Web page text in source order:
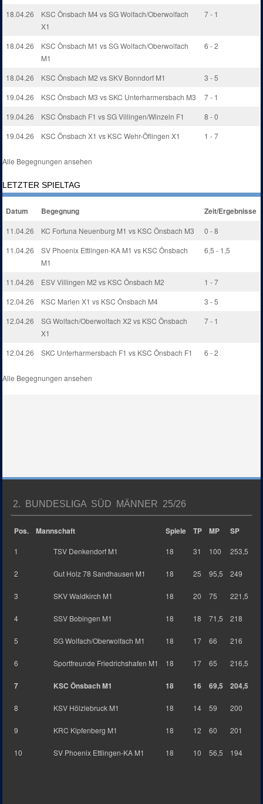
18.04.26
KSC Önsbach M4 vs SG Wolfach/Oberwolfach
X1
7 - 1
18.04.26
KSC Önsbach M1 vs SG Wolfach/Oberwolfach
M1
6 - 2
18.04.26 KSC Önsbach M2 vs SKV Bonndorf M1
3 - 5
19.04.26
KSC Önsbach M3 vs SKC Unterharmersbach M3
7 - 1
19.04.26
KSC Önsbach F1 vs SG Villingen/Winzeln F1
8 - 0
19.04.26
KSC Önsbach X1 vs KSC Wehr-Öflingen X1 1 - 7
Alle Begegnungen ansehen
LETZTER SPIELTAG
Datum Begegnung Zeit/Ergebnisse
11.04.26 KC Fortuna Neuenburg M1 vs KSC Önsbach M3
0 - 8
11.04.26
SV Phoenix Ettlingen-KA M1 vs KSC Önsbach
M1
6,5 - 1,5
11.04.26 ESV Villingen M2 vs KSC Önsbach M2
1 - 7
12.04.26
KSC Marlen X1 vs KSC Önsbach M4
3 - 5
12.04.26
SG Wolfach/Oberwolfach X2 vs KSC Önsbach
X1
7 - 1
12.04.26 SKC Unterharmersbach F1 vs KSC Önsbach F1 6 - 2
Alle Begegnungen ansehen
2. BUNDESLIGA SÜD MÄNNER 25/26
Pos. Mannschaft Spiele TP MP SP
1 TSV Denkendorf M1 18 31 100 253,5
2 Gut Holz 78 Sandhausen M1 18 25 95,5 249
3 SKV Waldkirch M1 18 20 75 221,5
4 SSV Bobingen M1 18 18 71,5 218
5 SG Wolfach/Oberwolfach M1 18 17 66 216
6 Sportfreunde Friedrichshafen M1 18 17 65 216,5
7 KSC Önsbach M1 18 16 69,5 204,5
8 KSV Hölzlebruck M1 18 14 59 200
9 KRC Kipfenberg M1 18 12 60 201
10 SV Phoenix Ettlingen-KA M1 18 10 56,5 194